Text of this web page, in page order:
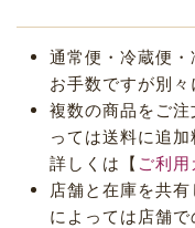
通常便・冷蔵便・
お手数ですが別々
複数の商品をご
っては送料に追
詳しくは【 ご利用
店舗と在庫を共
によっては店舗